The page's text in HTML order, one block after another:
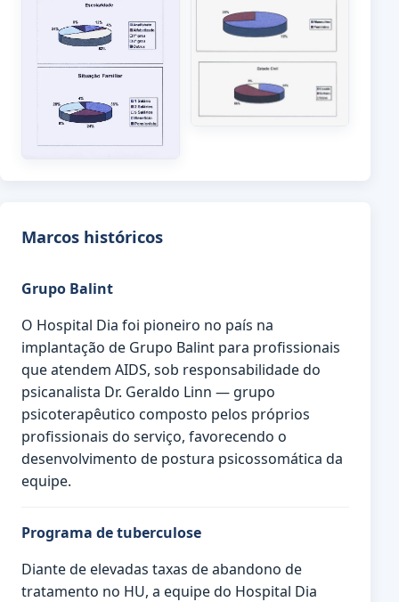
Marcos históricos
Grupo Balint
O Hospital Dia foi pioneiro no país na
implantação de Grupo Balint para profissionais
que atendem AIDS, sob responsabilidade do
psicanalista Dr. Geraldo Linn — grupo
psicoterapêutico composto pelos próprios
profissionais do serviço, favorecendo o
desenvolvimento de postura psicossomática da
equipe.
Programa de tuberculose
Diante de elevadas taxas de abandono de
tratamento no HU, a equipe do Hospital Dia